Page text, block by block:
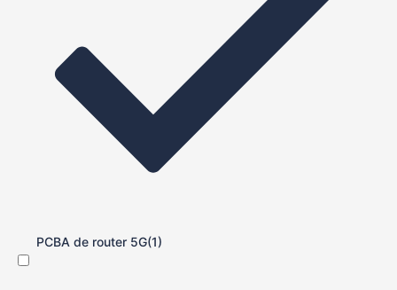
PCBA de router 5G(1)